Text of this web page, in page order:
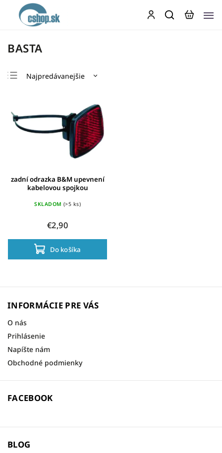
BASTA
Najpredávanejšie
zadní odrazka B&M upevnení
kabelovou spojkou
SKLADOM (>5 ks)
€2,90
Do košíka
INFORMÁCIE PRE VÁS
O nás
Prihlásenie
Napíšte nám
Obchodné podmienky
FACEBOOK
BLOG